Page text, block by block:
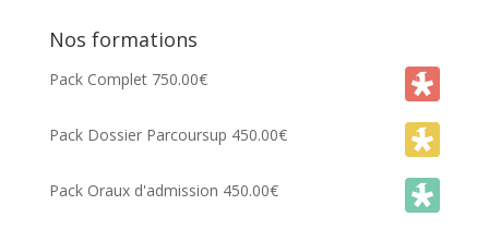
Nos formations
Pack Complet 750.00€
Pack Dossier Parcoursup 450.00€
Pack Oraux d'admission 450.00€